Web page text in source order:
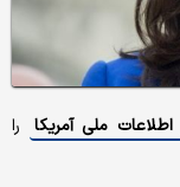
ملی آمریکا
را